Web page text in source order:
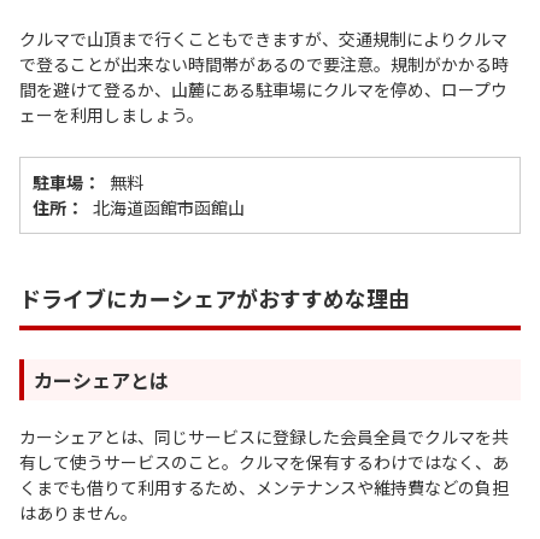
クルマで山頂まで行くこともできますが、交通規制によりクルマ
で登ることが出来ない時間帯があるので要注意。規制がかかる時
間を避けて登るか、山麓にある駐車場にクルマを停め、ロープウ
ェーを利用しましょう。
駐車場：
無料
住所：
北海道函館市函館山
ドライブにカーシェアがおすすめな理由
カーシェアとは
カーシェアとは、同じサービスに登録した会員全員でクルマを共
有して使うサービスのこと。クルマを保有するわけではなく、あ
くまでも借りて利用するため、メンテナンスや維持費などの負担
はありません。